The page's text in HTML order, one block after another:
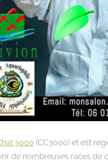
3000 (CC3000) et est
de nombreuses races de